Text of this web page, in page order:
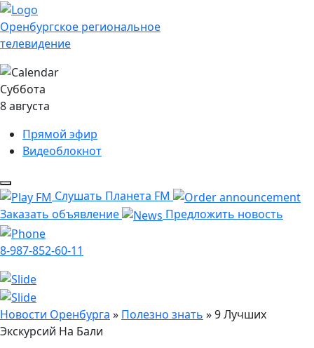
Оренбургское региональное
телевидение
Суббота
8 августа
Прямой эфир
Видеоблокнот
Слушать Планета FM
Заказать объявление
Предложить новость
8-987-852-60-11
Новости Оренбурга » Полезно знать »9 Лучших
Экскурсий На Бали